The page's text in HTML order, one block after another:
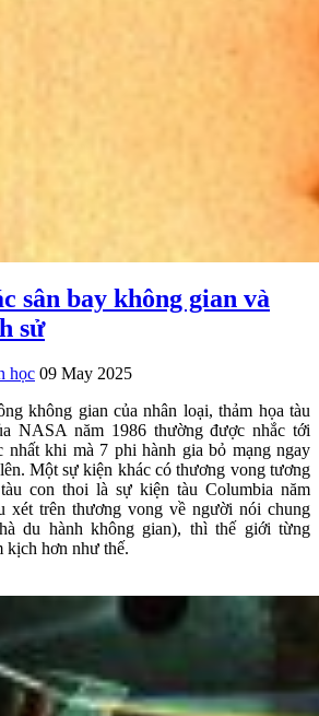
sân bay không gian và
sử
học 09 May 2025
không gian của nhân loại, thảm họa tàu
NASA năm 1986 thường được nhắc tới
nhất khi mà 7 phi hành gia bỏ mạng ngay
Một sự kiện khác có thương vong tương
con thoi là sự kiện tàu Columbia năm
xét trên thương vong về người nói chung
du hành không gian), thì thế giới từng
kịch hơn như thế.